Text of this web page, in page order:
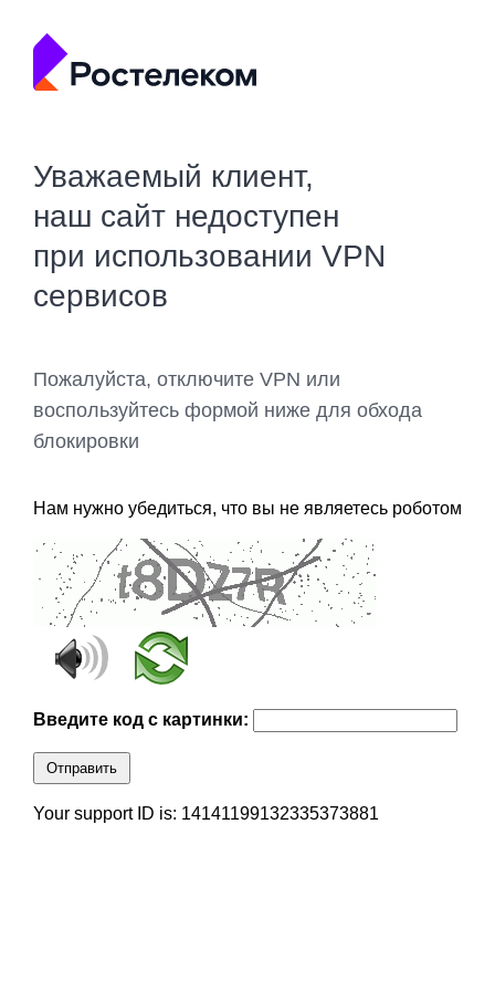
Уважаемый клиент,
наш сайт недоступен
при использовании VPN
сервисов
Пожалуйста, отключите VPN или
воспользуйтесь формой ниже для обхода
блокировки
Нам нужно убедиться, что вы не являетесь роботом
Введите код с картинки:
Отправить
Your support ID is: 14141199132335373881